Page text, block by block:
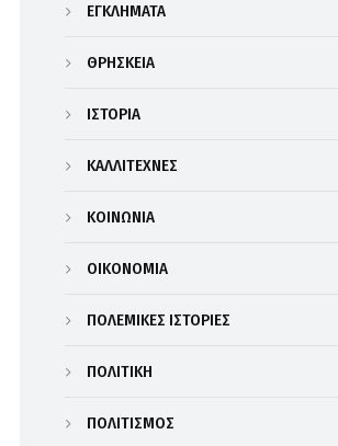
ΕΓΚΛΗΜΑΤΑ
ΘΡΗΣΚΕΙΑ
ΙΣΤΟΡΙΑ
ΚΑΛΛΙΤΕΧΝΕΣ
ΚΟΙΝΩΝΙΑ
ΟΙΚΟΝΟΜΙΑ
ΠΟΛΕΜΙΚΕΣ ΙΣΤΟΡΙΕΣ
ΠΟΛΙΤΙΚΗ
ΠΟΛΙΤΙΣΜΟΣ